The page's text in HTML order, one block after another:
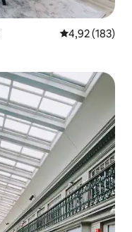
4,92 (183)